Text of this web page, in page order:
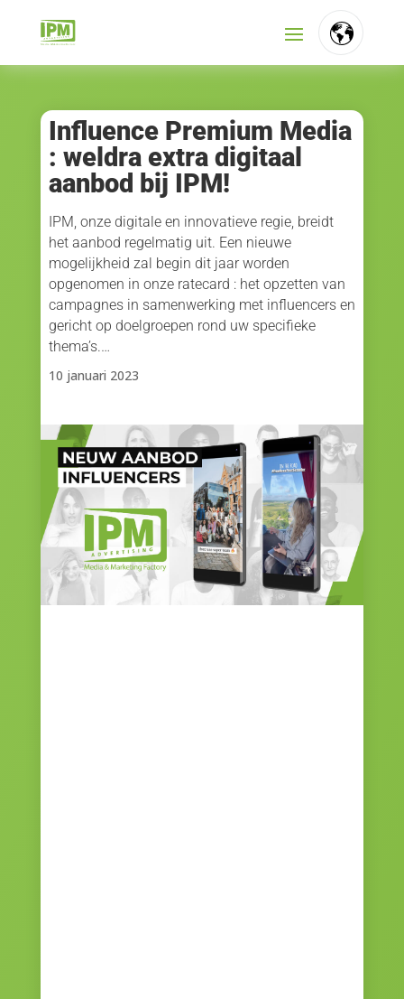
NL
Influence Premium Media
: weldra extra digitaal
aanbod bij IPM!
IPM, onze digitale en innovatieve regie, breidt
het aanbod regelmatig uit. Een nieuwe
mogelijkheid zal begin dit jaar worden
opgenomen in onze ratecard : het opzetten van
campagnes in samenwerking met influencers en
gericht op doelgroepen rond uw specifieke
thema’s.…
10 januari 2023